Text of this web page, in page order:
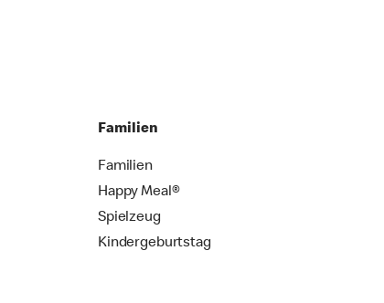
Familien
Familien
Happy Meal®
Spielzeug
Kindergeburtstag